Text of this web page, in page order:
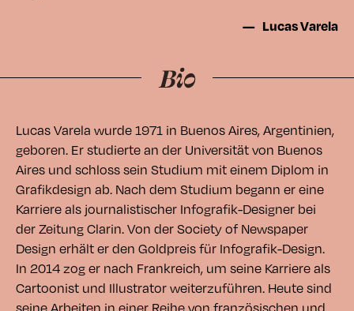
Lucas Varela
Lucas Varela wurde 1971 in Buenos Aires, Argentinien,
geboren. Er studierte an der Universität von Buenos
Aires und schloss sein Studium mit einem Diplom in
Grafikdesign ab. Nach dem Studium begann er eine
Karriere als journalistischer Infografik-Designer bei
der Zeitung Clarin. Von der Society of Newspaper
Design erhält er den Goldpreis für Infografik-Design.
In 2014 zog er nach Frankreich, um seine Karriere als
Cartoonist und Illustrator weiterzuführen. Heute sind